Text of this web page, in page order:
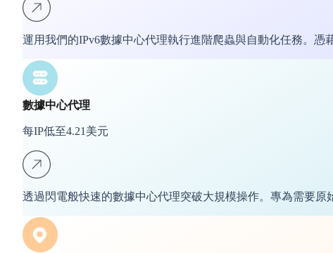
運用我們的IPv6數據中心代理執行進階爬蟲與自動化任務。
數據中心代理
每IP低至4.21美元
透過閃電般快速的數據中心代理突破大規模操作。專為需要原